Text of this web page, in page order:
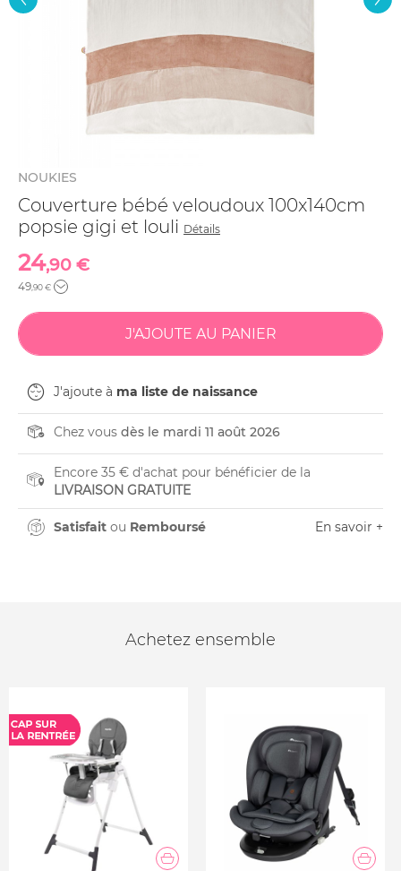
NOUKIES
Couverture bébé veloudoux 100x140cm
popsie gigi et louli Détails
24,90 €
49,90 €
J'ajoute à ma liste de naissance
Chez vous dès le mardi 11 août 2026
Encore 35 € d'achat pour bénéficier de la
LIVRAISON GRATUITE
Satisfait ou Remboursé En savoir +
Achetez ensemble